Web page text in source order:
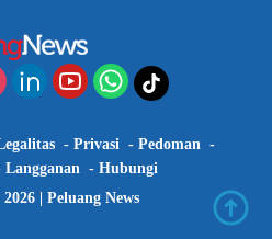
Privasi
Pedoman
Langganan
Hubungi
| Peluang News